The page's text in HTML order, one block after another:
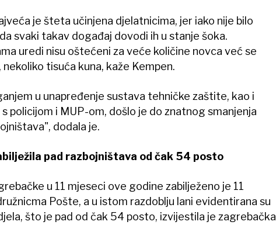
je šteta učinjena djelatnicima, jer iako nije bilo
svaki takav događaj dovodi ih u stanje šoka.
uredi nisu oštećeni za veće količine novca već se
nekoliko tisuća kuna, kaže Kempen.
u unapređenje sustava tehničke zaštite, kao i
policijom i MUP-om, došlo je do znatnog smanjenja
dodala je.
pad razbojništava od čak 54 posto
u 11 mjeseci ove godine zabilježeno je 11
Pošte, a u istom razdoblju lani evidentirana su
što je pad od čak 54 posto, izvijestila je zagrebačka